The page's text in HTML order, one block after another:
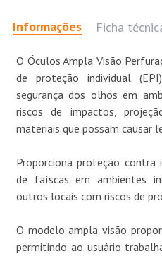
Informações Ficha
O Óculos Ampla Visão
de proteção individual
segurança dos olhos em
riscos de impactos,
materiais que possam causar
Proporciona proteção
de faíscas em ambientes
outros locais com riscos de
O modelo ampla visão
permitindo ao usuário